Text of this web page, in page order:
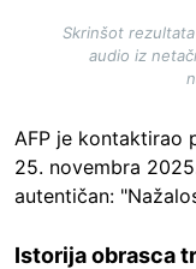
Skrinšot
audio iz
AFP je kontaktirao
25. novembra
autentičan:
Istorija obrasca